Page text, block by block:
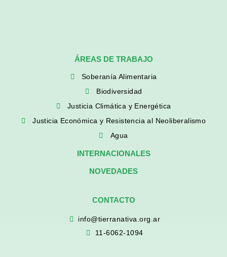
ÁREAS DE TRABAJO
Soberanía Alimentaria
Biodiversidad
Justicia Climática y Energética
Justicia Económica y Resistencia al Neoliberalismo
Agua
INTERNACIONALES
NOVEDADES
CONTACTO
info@tierranativa.org.ar
11-6062-1094